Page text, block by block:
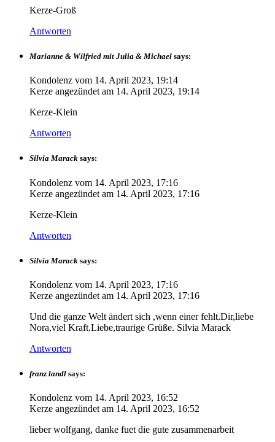
Kerze-Groß
Antworten
Marianne & Wilfried mit Julia & Michael says:
Kondolenz vom 14. April 2023, 19:14
Kerze angezündet am 14. April 2023, 19:14
Kerze-Klein
Antworten
Silvia Marack says:
Kondolenz vom 14. April 2023, 17:16
Kerze angezündet am 14. April 2023, 17:16
Kerze-Klein
Antworten
Silvia Marack says:
Kondolenz vom 14. April 2023, 17:16
Kerze angezündet am 14. April 2023, 17:16
Und die ganze Welt ändert sich ,wenn einer fehlt.Dir,liebe
Nora,viel Kraft.Liebe,traurige Grüße. Silvia Marack
Antworten
franz landl says:
Kondolenz vom 14. April 2023, 16:52
Kerze angezündet am 14. April 2023, 16:52
lieber wolfgang, danke fuet die gute zusammenarbeit